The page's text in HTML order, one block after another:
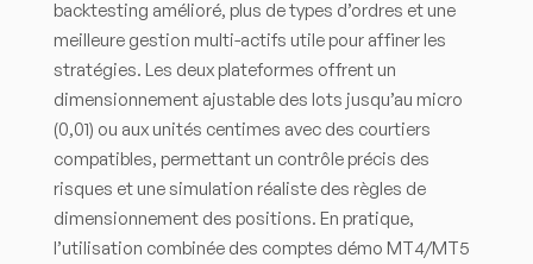
backtesting amélioré, plus de types d’ordres et une
meilleure gestion multi-actifs utile pour affiner les
stratégies. Les deux plateformes offrent un
dimensionnement ajustable des lots jusqu’au micro
(0,01) ou aux unités centimes avec des courtiers
compatibles, permettant un contrôle précis des
risques et une simulation réaliste des règles de
dimensionnement des positions. En pratique,
l’utilisation combinée des comptes démo MT4/MT5